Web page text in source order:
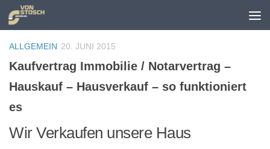
Zum Inhalt springen
ALLGEMEIN 20. JUNI 2015
Kaufvertrag Immobilie / Notarvertrag –
Hauskauf – Hausverkauf – so funktioniert
es
Wir Verkaufen unsere Haus